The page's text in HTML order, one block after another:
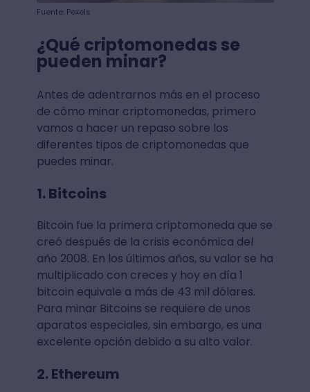
Fuente: Pexels
¿Qué criptomonedas se
pueden minar?
Antes de adentrarnos más en el proceso
de cómo minar criptomonedas, primero
vamos a hacer un repaso sobre los
diferentes tipos de criptomonedas que
puedes minar.
1. Bitcoins
Bitcoin fue la primera criptomoneda que se
creó después de la crisis económica del
año 2008. En los últimos años, su valor se ha
multiplicado con creces y hoy en día 1
bitcoin equivale a más de 43 mil dólares.
Para minar Bitcoins se requiere de unos
aparatos especiales, sin embargo, es una
excelente opción debido a su alto valor.
2. Ethereum